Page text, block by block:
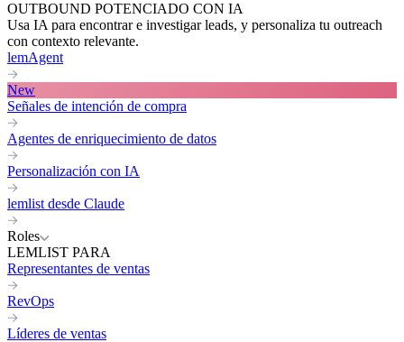
OUTBOUND POTENCIADO CON IA
Usa IA para encontrar e investigar leads, y personaliza tu outreach
con contexto relevante.
lemAgent
New
Señales de intención de compra
Agentes de enriquecimiento de datos
Personalización con IA
lemlist desde Claude
Roles
LEMLIST PARA
Representantes de ventas
RevOps
Líderes de ventas